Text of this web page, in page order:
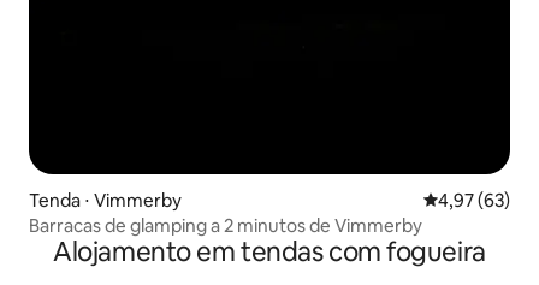
Tenda ⋅ Vimmerby 4,97 de uma
4,97 (63)
Barracas de glamping a 2 minutos de Vimmerby
Alojamento em tendas com fogueira